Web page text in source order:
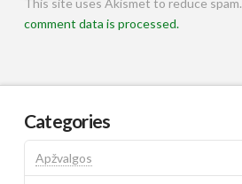
comment data is processed.
Categories
Apžvalgos